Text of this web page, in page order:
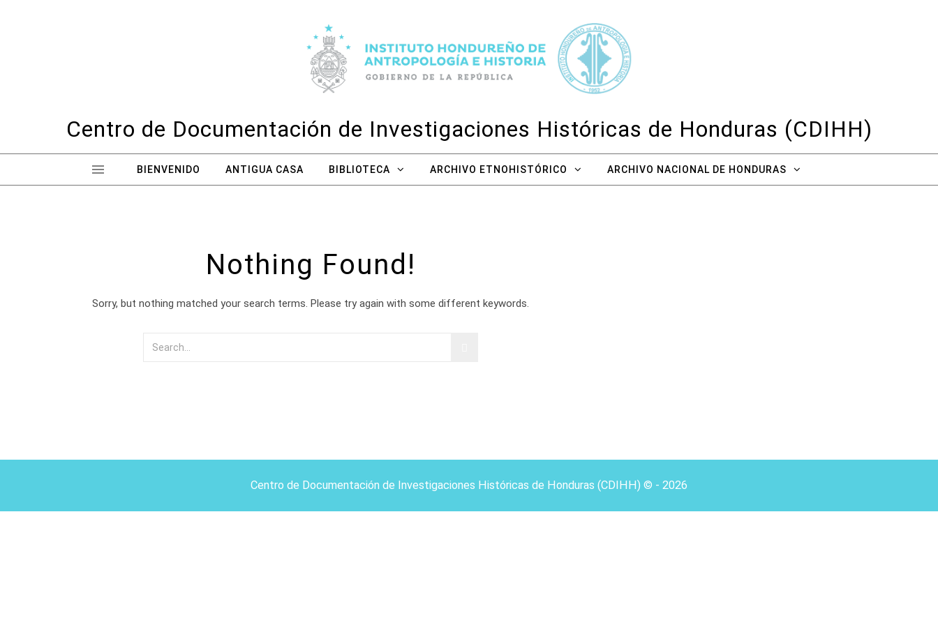
Centro de Documentación de Investigaciones Históricas de Honduras (CDIHH)
BIENVENIDO ANTIGUA CASA BIBLIOTECA ARCHIVO ETNOHISTÓRICO ARCHIVO NACIONAL DE HONDURAS
Nothing Found!
Sorry, but nothing matched your search terms. Please try again with some different keywords.
Centro de Documentación de Investigaciones Históricas de Honduras (CDIHH) © - 2026